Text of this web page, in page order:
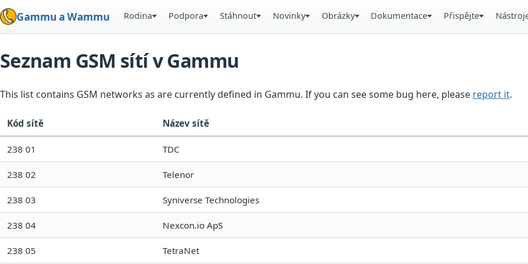
Gammu a Wammu Rodina Podpora Stáhnout Novinky Obrázky Dokumentace Přispějte
Seznam GSM sítí v Gammu
This list contains GSM networks as are currently defined in Gammu. If you can see some bug here, please report it.
Kód sítě Název sítě
238 01 TDC
238 02 Telenor
238 03 Syniverse Technologies
238 04 Nexcon.io ApS
238 05 TetraNet